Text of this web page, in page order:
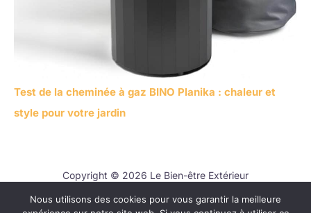
Test de la cheminée à gaz BINO Planika : chaleur et
style pour votre jardin
Copyright © 2026 Le Bien-être Extérieur
Contact
Nous utilisons des cookies pour vous garantir la meilleure